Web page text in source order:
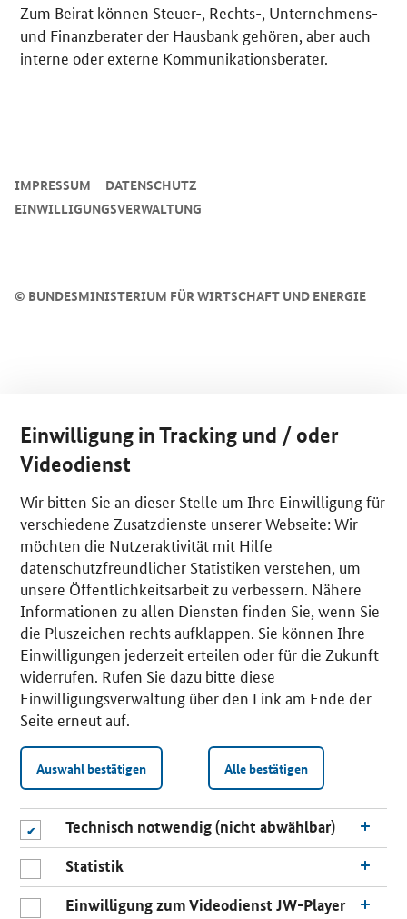
Zum Beirat können Steuer-, Rechts-, Unternehmens-
und Finanzberater der Hausbank gehören, aber auch
interne oder externe Kommunikationsberater.
© BUNDESMINISTERIUM FÜR WIRTSCHAFT UND ENERGIE
IMPRESSUM
DATENSCHUTZ
EINWILLIGUNGSVERWALTUNG
Einwilligung in Tracking und / oder
Videodienst
Wir bitten Sie an dieser Stelle um Ihre Einwilligung für
verschiedene Zusatzdienste unserer Webseite: Wir
möchten die Nutzeraktivität mit Hilfe
datenschutzfreundlicher Statistiken verstehen, um
unsere Öffentlichkeitsarbeit zu verbessern. Nähere
Informationen zu allen Diensten finden Sie, wenn Sie
die Pluszeichen rechts aufklappen. Sie können Ihre
Einwilligungen jederzeit erteilen oder für die Zukunft
widerrufen. Rufen Sie dazu bitte diese
Einwilligungsverwaltung über den Link am Ende der
Seite erneut auf.
Auswahl bestätigen Alle bestätigen
Technisch notwendig (nicht abwählbar)
Statistik
Einwilligung zum Videodienst JW-Player